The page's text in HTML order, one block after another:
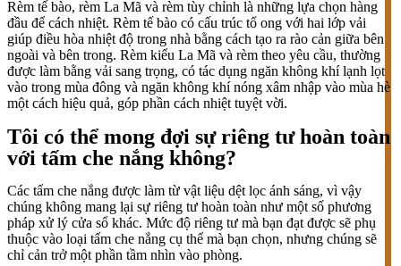
Rèm tế bào, rèm La Mã và rèm tùy chỉnh là những lựa chọn hàng
đầu để cách nhiệt. Rèm tế bào có cấu trúc tổ ong với hai lớp vải
giúp điều hòa nhiệt độ trong nhà bằng cách tạo ra rào cản giữa bên
ngoài và bên trong. Rèm kiểu La Mã và rèm theo yêu cầu, thường
được làm bằng vải sang trọng, có tác dụng ngăn không khí lạnh lọt
vào trong mùa đông và ngăn không khí nóng xâm nhập vào mùa hè
một cách hiệu quả, góp phần cách nhiệt tuyệt vời.
Tôi có thể mong đợi sự riêng tư hoàn toàn
với tấm che nắng không?
Các tấm che nắng được làm từ vật liệu dệt lọc ánh sáng, vì vậy
chúng không mang lại sự riêng tư hoàn toàn như một số phương
pháp xử lý cửa sổ khác. Mức độ riêng tư mà bạn đạt được sẽ phụ
thuộc vào loại tấm che nắng cụ thể mà bạn chọn, nhưng chúng sẽ
chỉ cản trở một phần tầm nhìn vào phòng.